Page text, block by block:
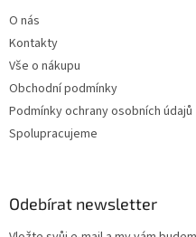
O nás
Kontakty
Vše o nákupu
Obchodní podmínky
Podmínky ochrany osobních údajů
Spolupracujeme
Odebírat newsletter